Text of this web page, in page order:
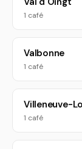
1 café
Valbonne
1 café
Villeneuve-
1 café